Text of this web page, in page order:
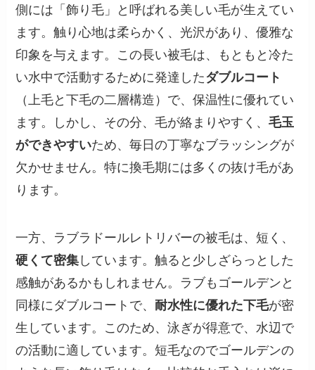
側には「飾り毛」と呼ばれる美しい毛が生えてい
ます。触り心地は柔らかく、光沢があり、優雅な
印象を与えます。この長い被毛は、もともと冷た
い水中で活動するために発達したダブルコート
（上毛と下毛の二層構造）で、保温性に優れてい
ます。しかし、その分、毛が絡まりやすく、毛玉
ができやすいため、毎日の丁寧なブラッシングが
欠かせません。特に換毛期には多くの抜け毛があ
ります。
一方、ラブラドールレトリバーの被毛は、短く、
硬くて密集 しています。触ると少しざらっとした
感触があるかもしれません。ラブもゴールデンと
同様にダブルコートで、 耐水性に優れた下毛が密
生しています。このため、泳ぎが得意で、水辺で
の活動に適しています。短毛なのでゴールデンの